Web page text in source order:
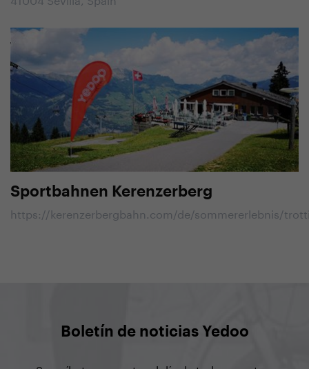
Sportbahnen Kerenzerberg
https://kerenzerbergbahn.com/de/sommererlebnis/
Boletín de noticias Yedoo